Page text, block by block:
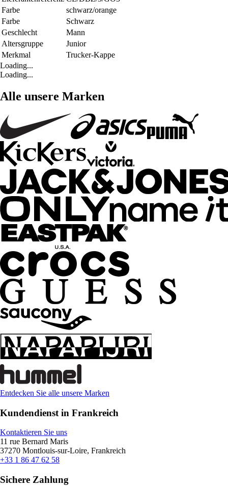
Farbe
schwarz/orange
Farbe
Schwarz
Geschlecht
Mann
Altersgruppe
Junior
Merkmal
Trucker-Kappe
Loading...
Loading...
Alle unsere Marken
Entdecken Sie alle unsere Marken
Kundendienst in Frankreich
Kontaktieren Sie uns
11 rue Bernard Maris
37270 Montlouis-sur-Loire, Frankreich
+33 1 86 47 62 58
Sichere Zahlung